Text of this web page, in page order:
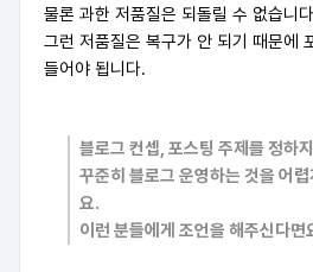
물론 과한 저품질은 되돌릴 수 없습니
그런 저품질은 복구가 안 되기 때문에
들어야 됩니다.
블로그 컨셉, 포스팅 주제를 정하
꾸준히 블로그 운영하는 것을 어
요.
이런 분들에게 조언을 해주신다면